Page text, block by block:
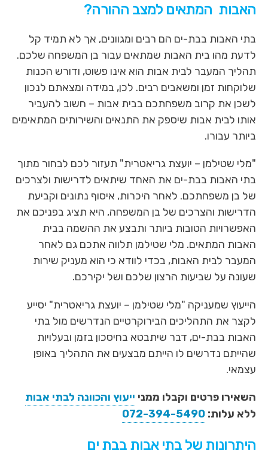
האבות המתאים למצב ההורה?
בתי האבות בבת-ים הם רבים ומגוונים, אך לא תמיד קל
לדעת מהו בית האבות שמתאים עבור בן המשפחה שלכם.
תהליך המעבר לבית אבות הוא אינו פשוט, ודורש הכנות
שלוקחות זמן ומשאבים רבים. לכן, במידה ומצאתם לנכון
לשכן את קרוב משפחתכם בבית אבות – חשוב להעביר
אותו לבית אבות שיספק את התנאים והשירותים המתאימים
ביותר עבורו.
"מלי שטילמן – יועצת גריאטרית" תעזור לכם לבחור מתוך
בתי האבות בבת-ים את האחד שיתאים לדרישות ולצרכים
של בן משפחתכם. לאחר היכרות, איסוף נתונים וקביעת
הדרישות והצרכים של בן המשפחה, היא תציג בפניכם את
האפשרויות הטובות ביותר ותבצע את ההשמה בבית
האבות המתאים. מלי שטילמן תלווה אתכם גם לאחר
המעבר לבית האבות, בכדי לוודא כי הוא מעניק שירות
שעונה על שביעות הרצון שלכם ושל יקירכם.
הייעוץ שמעניקה "מלי שטילמן – יועצת גריאטרית" יסייע
לקצר את התהליכים הבירוקרטיים הנדרשים מול בתי
האבות בבת-ים, דבר שיתבטא בחיסכון בזמן ובעלויות
שהייתם נדרשים לו הייתם מבצעים את התהליך באופן
עצמאי.
השאירו פרטים וקבלו ממני ייעוץ והכוונה לבתי אבות
ללא עלות: 072-394-5490
היתרונות של בתי אבות בבת ים